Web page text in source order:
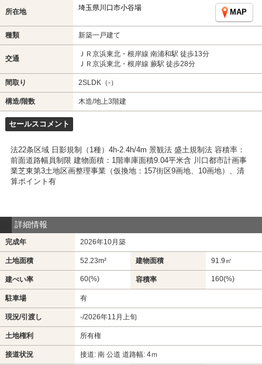
所在地 埼玉県川口市小谷場
MAP
種類 新築一戸建て
交通
ＪＲ京浜東北・根岸線 南浦和駅 徒歩13分
ＪＲ京浜東北・根岸線 蕨駅 徒歩28分
間取り 2SLDK（-）
構造/階数 木造/地上3階建
セールスコメント
法22条区域 日影規制（1種）4h-2.4h/4m 景観法 盛土規制法 容積率：
前面道路幅員制限 建物面積：1階車庫面積9.04平米含 川口都市計画事
業芝東第3土地区画整理事業（仮換地：157街区9画地、10画地）、清
算ポイント有
詳細情報
完成年 2026年10月築
土地面積 52.23m² 建物面積 91.9㎡
建ぺい率 60(%) 容積率 160(%)
駐車場 有
現況/引渡し -/2026年11月上旬
土地権利 所有権
接道状況 接道: 南 公道 道路幅: 4ｍ